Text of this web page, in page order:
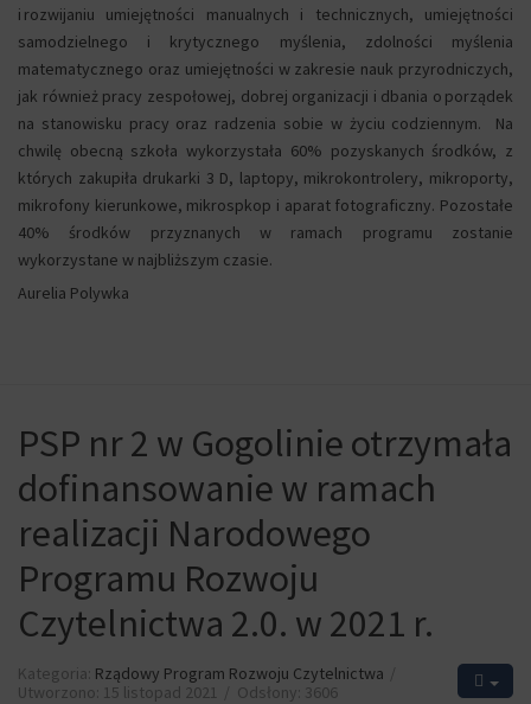
i rozwijaniu umiejętności manualnych i technicznych, umiejętności
samodzielnego i krytycznego myślenia, zdolności myślenia
matematycznego oraz umiejętności w zakresie nauk przyrodniczych,
jak również pracy zespołowej, dobrej organizacji i dbania o porządek
na stanowisku pracy oraz radzenia sobie w życiu codziennym. Na
chwilę obecną szkoła wykorzystała 60% pozyskanych środków, z
których zakupiła drukarki 3 D, laptopy, mikrokontrolery, mikroporty,
mikrofony kierunkowe, mikrospkop i aparat fotograficzny. Pozostałe
40% środków przyznanych w ramach programu zostanie
wykorzystane w najbliższym czasie.
Aurelia Polywka
PSP nr 2 w Gogolinie otrzymała
dofinansowanie w ramach
realizacji Narodowego
Programu Rozwoju
Czytelnictwa 2.0. w 2021 r.
Kategoria: Rządowy Program Rozwoju Czytelnictwa
Utworzono: 15 listopad 2021
Odsłony: 3606